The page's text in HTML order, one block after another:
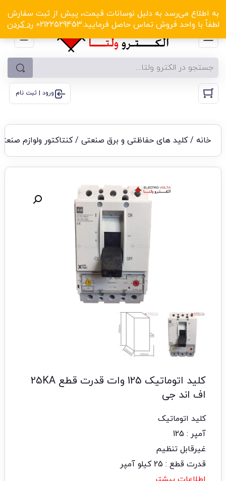
به اطلاع می‌رسد به دلیل نوسانات قیمت، پیش از ثبت سفارش
لطفاً با واحد فروش تماس حاصل فرمایید.02122529453
رد کردن
الکترو ولتا با تخفیف‌های شگفت‌انگیز! کلیک کنید
ورود | ثبت نام
خانه /کلید های حفاظتی و برق صنعتی/کنتاکتور ولوازم
کلید اتوماتیک 125 وات قدرت قطع 25KA
اف اند جی
کلید اتوماتیک
آمپر : 125
غیرقابل تنظیم
قدرت قطع : 25 کیلو آمپر